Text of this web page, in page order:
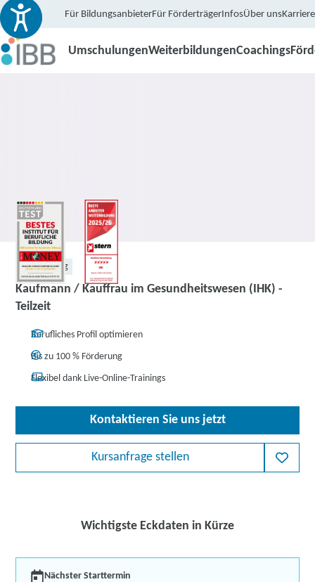
Für BildungsanbieterFür FörderträgerInfosÜber unsKarriere
UmschulungenWeiterbildungenCoachings
Umschulung
Kaufmann / Kauffrau im Gesundheitswesen (IHK) -
Teilzeit
Berufliches Profil optimieren
Bis zu 100 % Förderung
Flexibel dank Live-Online-Trainings
Kontaktieren Sie uns jetzt
Kursanfrage stellen
Wichtigste Eckdaten in Kürze
Nächster Starttermin